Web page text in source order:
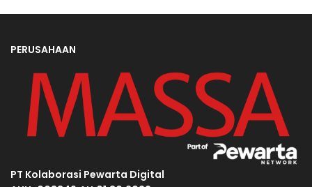
PERUSAHAAN
PT Kolaborasi Pewarta Digital